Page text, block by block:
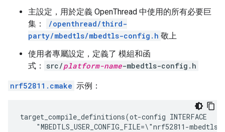
主設定，用於定義 OpenThread 中使用的所有必要巨
集：
/openthread/third-
party/mbedtls/mbedtls-config.h 敬上
使用者專屬設定，定義了 模組和函
式：
src/platform-name-mbedtls-config.h
nrf52811.cmake 示例：
target_compile_definitions(ot-config INTERFACE
"MBEDTLS_USER_CONFIG_FILE=\"nrf52811-mbedtls-